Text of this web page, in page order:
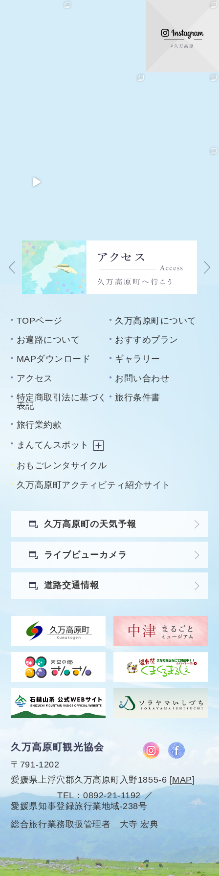
TOPページ
久万高原町について
お遍路について
おすすめプラン
MAPダウンロード
ギャラリー
アクセス
お問い合わせ
特定商取引法に基づく
表記
旅行条件書
旅行業約款
まんてんスポット
おもごレンタサイクル
久万高原町アクティビティ紹介サイト
久万高原町の天気予報
ライブビューカメラ
道路交通情報
久万高原町観光協会
〒791-1202
愛媛県上浮穴郡久万高原町入野1855-6 [MAP]
TEL
0892-21-1192
愛媛県知事登録旅行業地域-238号
総合旅行業務取扱管理者 大寺 宏典